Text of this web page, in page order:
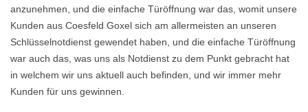
anzunehmen, und die einfache Türöffnung war das, womit unsere
Kunden aus Coesfeld Goxel sich am allermeisten an unseren
Schlüsselnotdienst gewendet haben, und die einfache Türöffnung
war auch das, was uns als Notdienst zu dem Punkt gebracht hat
in welchem wir uns aktuell auch befinden, und wir immer mehr
Kunden für uns gewinnen.